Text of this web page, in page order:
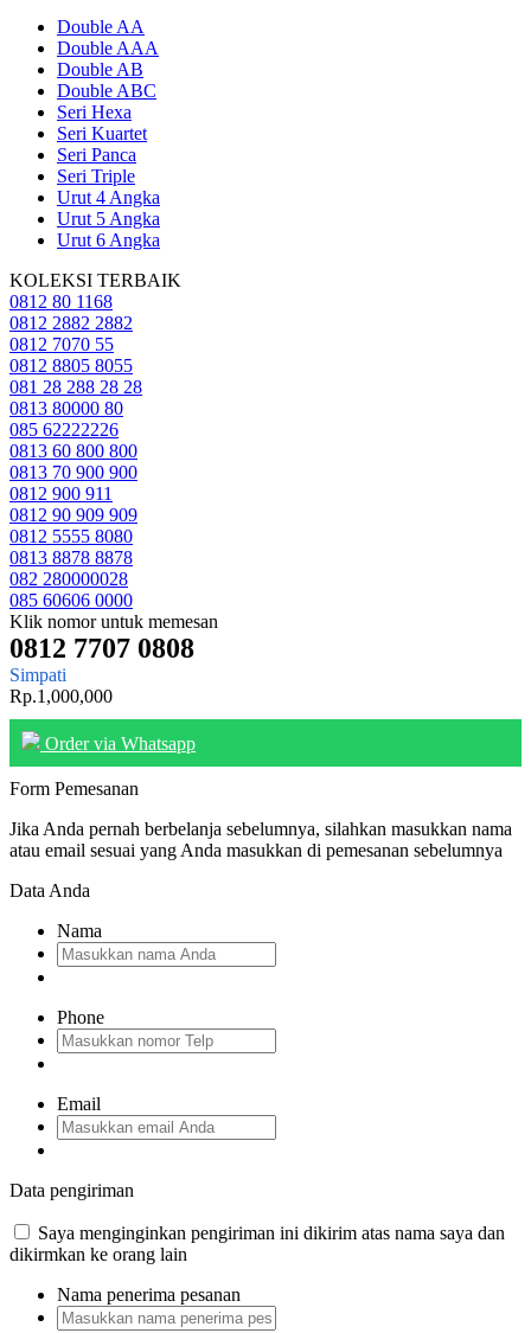
Double AA
Double AAA
Double AB
Double ABC
Seri Hexa
Seri Kuartet
Seri Panca
Seri Triple
Urut 4 Angka
Urut 5 Angka
Urut 6 Angka
KOLEKSI TERBAIK
0812 80 1168
0812 2882 2882
0812 7070 55
0812 8805 8055
081 28 288 28 28
0813 80000 80
085 62222226
0813 60 800 800
0813 70 900 900
0812 900 911
0812 90 909 909
0812 5555 8080
0813 8878 8878
082 280000028
085 60606 0000
Klik nomor untuk memesan
0812 7707 0808
Simpati
Rp.1,000,000
Order via Whatsapp
Form Pemesanan
Jika Anda pernah berbelanja sebelumnya, silahkan masukkan nama
atau email sesuai yang Anda masukkan di pemesanan sebelumnya
Data Anda
Nama
Phone
Email
Data pengiriman
Saya menginginkan pengiriman ini dikirim atas nama saya dan
dikirmkan ke orang lain
Nama penerima pesanan